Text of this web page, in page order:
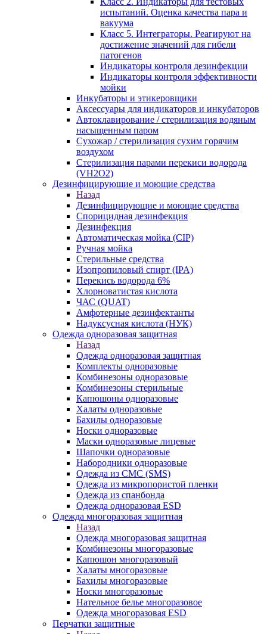
испытаний. Оценка качества пара и
вакуума
Класс 5. Интеграторы. Реагируют на
достижение значений для гибели
патогенов
Индикаторы контроля дезинфекции
Индикаторы контроля эффективности
мойки
Инкубаторы и этикеровщики
Аксессуары для индикаторов и инкубаторов
Автоклавирование / стерилизация водяным
насыщенным паром
Сухожар / стерилизация сухим горячим
воздухом
Стерилизация парами перекиси водорода
(VH2O2)
Дезинфицирующие и моющие средства
Назад
Дезинфицирующие и моющие средства
Спорицидная дезинфекция
Дезинфекция
Автоматическая мойка (CIP)
Ручная мойка
Стерильные средства
Изопропиловый спирт (IPA)
Перекись водорода 6%
Хлорноватистая кислота
ЧАС (QUAT)
Амфотерные дезинфектанты
Надуксусная кислота (НУК)
Одежда одноразовая защитная
Назад
Одежда одноразовая защитная
Комплекты одноразовые
Комбинезоны одноразовые
Комбинезоны стерильные
Капюшоны одноразовые
Халаты одноразовые
Бахилы одноразовые
Носки одноразовые
Маски одноразовые лицевые
Шапочки одноразовые
Набородники одноразовые
Одежда из СМС (SMS)
Одежда из микропористой пленки
Одежда из спанбонда
Одежда одноразовая ESD
Одежда многоразовая защитная
Назад
Одежда многоразовая защитная
Комбинезоны многоразовые
Капюшон многоразовый
Халаты многоразовые
Бахилы многоразовые
Носки многоразовые
Нательное белье многоразовое
Одежда многоразовая ESD
Перчатки защитные